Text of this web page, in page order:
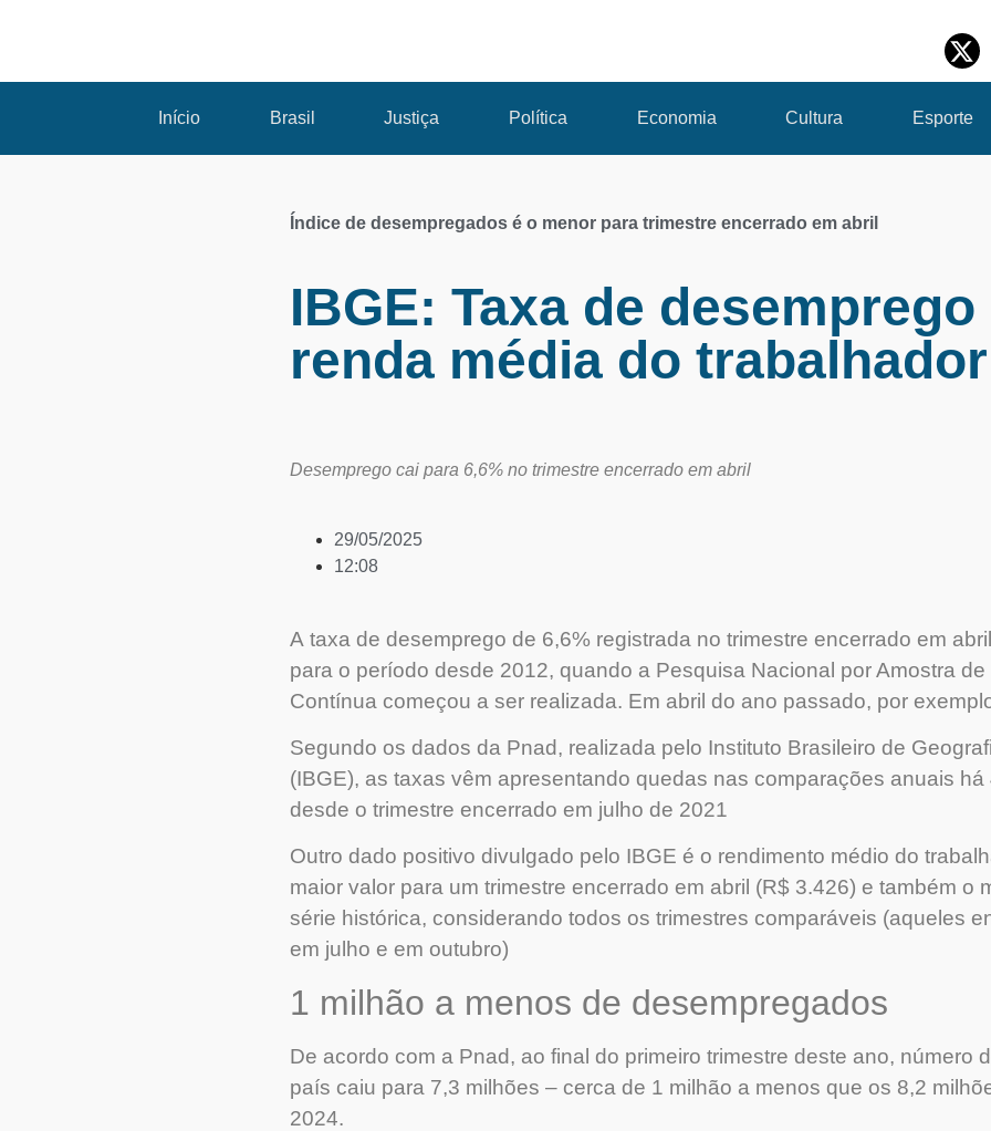
Início Brasil Justiça Política Economia Cultura Esporte
Índice de desempregados é o menor para trimestre encerrado em abril
IBGE: Taxa de desemprego
renda média do
Desemprego cai para 6,6% no trimestre encerrado em abril
29/05/2025
12:08
A taxa de desemprego de 6,6% registrada no trimestre encerrado em
para o período desde 2012, quando a Pesquisa Nacional por Amostra
Contínua começou a ser realizada. Em abril do ano passado, por
Segundo os dados da Pnad, realizada pelo Instituto Brasileiro de
(IBGE), as taxas vêm apresentando quedas nas comparações anuais há
desde o trimestre encerrado em julho de 2021
Outro dado positivo divulgado pelo IBGE é o rendimento médio do
maior valor para um trimestre encerrado em abril (R$ 3.426) e também o
série histórica, considerando todos os trimestres comparáveis (aqueles
em julho e em outubro)
1 milhão a menos de desempregados
De acordo com a Pnad, ao final do primeiro trimestre deste ano, número
país caiu para 7,3 milhões – cerca de 1 milhão a menos que os 8,2
2024.